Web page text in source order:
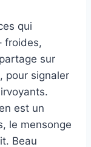
qui
froides,
sur
pour signaler
est un
le mensonge
Beau